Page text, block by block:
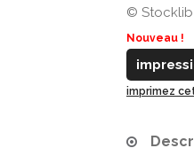
©
Nouveau !
imprimez